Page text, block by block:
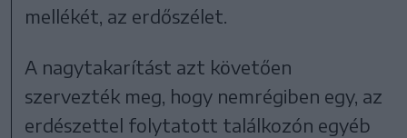
mellékét, az erdőszélet.
A nagytakarítást azt követően
szervezték meg, hogy nemrégiben egy, az
erdészettel folytatott találkozón egyéb